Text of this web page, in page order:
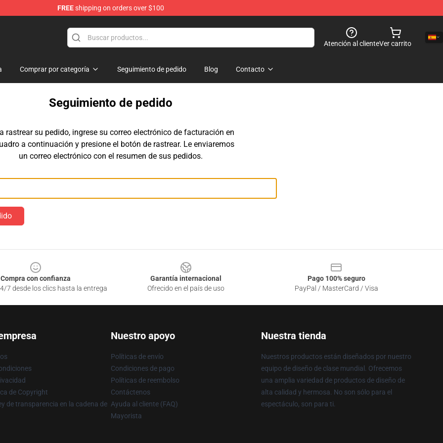
FREEshipping on orders over $100
Atención al clienteVer carrito
Comprar por categoría Seguimiento de pedido Blog Contacto
Seguimiento de pedido
rastrear su pedido, ingrese su correo electrónico de facturación en
a continuación y presione el botón de rastrear. Le enviaremos
un correo electrónico con el resumen de sus pedidos.
Compra con confianza
7 desde los clics hasta la entrega
Garantía internacional
Ofrecido en el país de uso
Pago 100% seguro
PayPal / MasterCard / Visa
de Copyright
de transparencia en la cadena de
Nuestro apoyo
Políticas de envío
Condiciones de pago
Políticas de reembolso
Contáctenos
Ayuda al cliente (FAQ)
Mayorista
Nuestra tienda
Nuestros productos están diseñados por nuestro
equipo de diseño de clase mundial. Ofrecemos
una amplia variedad de productos de diseño de
alta calidad y hermosa. No son sólo para el
espectáculo, son para ti.